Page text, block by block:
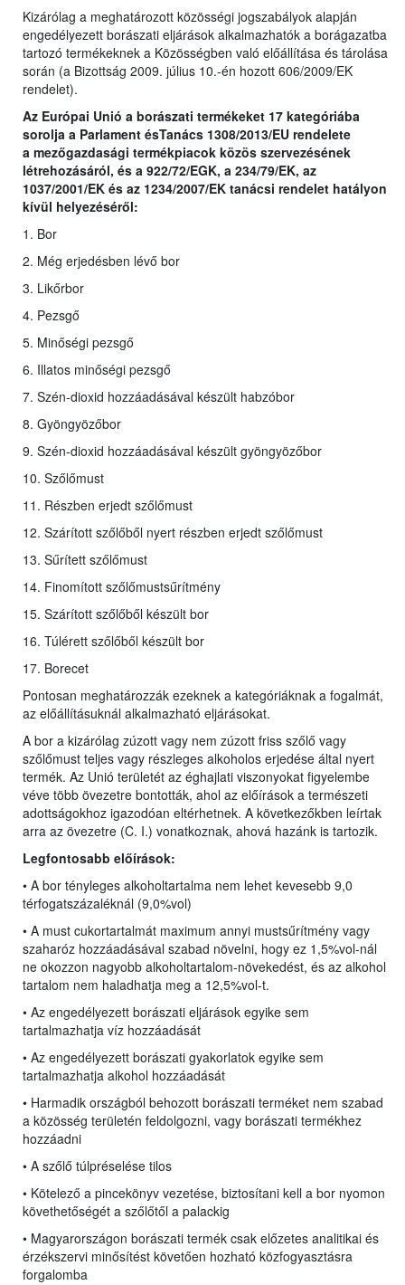
Kizárólag a meghatározott közösségi jogszabályok alapján
engedélyezett borászati eljárások alkalmazhatók a borágazatba
tartozó termékeknek a Közösségben való előállítása és tárolása
során (a Bizottság 2009. július 10.-én hozott 606/2009/EK
rendelet).
Az Európai Unió a borászati termékeket 17 kategóriába
sorolja a Parlament ésTanács 1308/2013/EU rendelete
a mezőgazdasági termékpiacok közös szervezésének
létrehozásáról, és a 922/72/EGK, a 234/79/EK, az
1037/2001/EK és az 1234/2007/EK tanácsi rendelet hatályon
kívül helyezéséről:
1. Bor
2. Még erjedésben lévő bor
3. Likőrbor
4. Pezsgő
5. Minőségi pezsgő
6. Illatos minőségi pezsgő
7. Szén-dioxid hozzáadásával készült habzóbor
8. Gyöngyözőbor
9. Szén-dioxid hozzáadásával készült gyöngyözőbor
10. Szőlőmust
11. Részben erjedt szőlőmust
12. Szárított szőlőből nyert részben erjedt szőlőmust
13. Sűrített szőlőmust
14. Finomított szőlőmustsűrítmény
15. Szárított szőlőből készült bor
16. Túlérett szőlőből készült bor
17. Borecet
Pontosan meghatározzák ezeknek a kategóriáknak a fogalmát,
az előállításuknál alkalmazható eljárásokat.
A bor a kizárólag zúzott vagy nem zúzott friss szőlő vagy
szőlőmust teljes vagy részleges alkoholos erjedése által nyert
termék. Az Unió területét az éghajlati viszonyokat figyelembe
véve több övezetre bontották, ahol az előírások a természeti
adottságokhoz igazodóan eltérhetnek. A következőkben leírtak
arra az övezetre (C. I.) vonatkoznak, ahová hazánk is tartozik.
Legfontosabb előírások:
• A bor tényleges alkoholtartalma nem lehet kevesebb 9,0
térfogatszázaléknál (9,0%vol)
• A must cukortartalmát maximum annyi mustsűrítmény vagy
szaharóz hozzáadásával szabad növelni, hogy ez 1,5%vol-nál
ne okozzon nagyobb alkoholtartalom-növekedést, és az alkohol
tartalom nem haladhatja meg a 12,5%vol-t.
• Az engedélyezett borászati eljárások egyike sem
tartalmazhatja víz hozzáadását
• Az engedélyezett borászati gyakorlatok egyike sem
tartalmazhatja alkohol hozzáadását
• Harmadik országból behozott borászati terméket nem szabad
a közösség területén feldolgozni, vagy borászati termékhez
hozzáadni
• A szőlő túlpréselése tilos
• Kötelező a pincekönyv vezetése, biztosítani kell a bor nyomon
követhetőségét a szőlőtől a palackig
• Magyarországon borászati termék csak előzetes analitikai és
érzékszervi minősítést követően hozható közfogyasztásra
forgalomba